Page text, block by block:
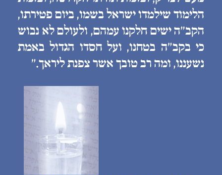
הלימוד שילמדו ישראל בשמו, ביום פטירתו,
הקב״ה ישים חלקנו עמהם, ולעולם לא נבוש
כי בקב״ה בטחנו, ועל חסדו הגדול באמת
נשעננו, ומה רב טובך אשר צפנת ליראך.״